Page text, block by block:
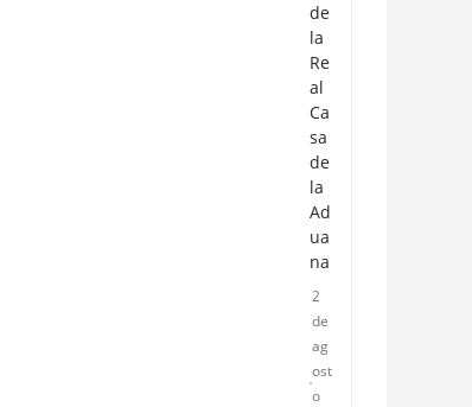
de
la
Re
al
Ca
sa
de
la
Ad
ua
na
2
de
ag
ost
o